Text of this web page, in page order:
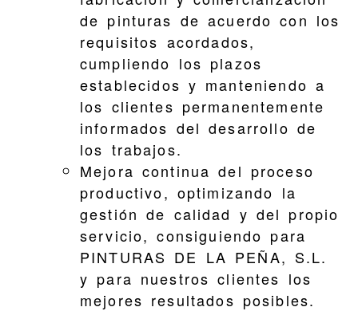
de pinturas de acuerdo con los
requisitos acordados,
cumpliendo los plazos
establecidos y manteniendo a
los clientes permanentemente
informados del desarrollo de
los trabajos.
Mejora continua del proceso
productivo, optimizando la
gestión de calidad y del propio
servicio, consiguiendo para
PINTURAS DE LA PEÑA, S.L.
y para nuestros clientes los
mejores resultados posibles.